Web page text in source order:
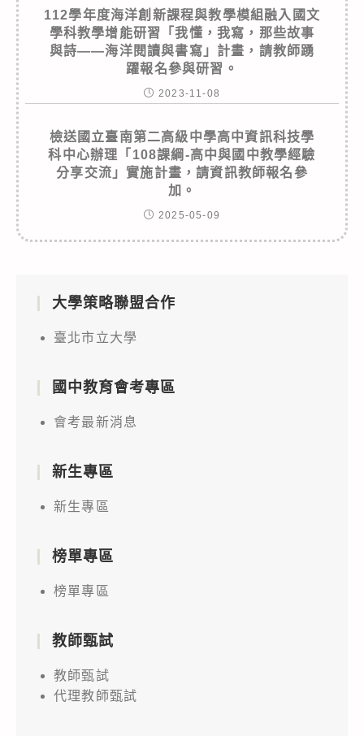
112學年度海洋創新課程與教學模組融入國文
學科教學增能研習「我懂，我寫，那些故事
與詩——海洋閱讀與書寫」計畫，請教師踴
躍報名參與研習。
2023-11-08
檢送國立臺南第二高級中學高中資訊科技學
科中心辦理「108課綱-高中與國中教學經驗
分享交流」實施計畫，請資訊教師報名參
加。
2025-05-09
大學策略聯盟合作
臺北市立大學
國中教育會考專區
會考最新消息
新生專區
新生專區
榜單專區
榜單專區
教師甄試
教師甄試
代理教師甄試